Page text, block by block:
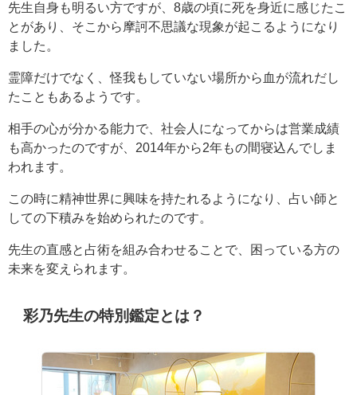
先生自身も明るい方ですが、8歳の頃に死を身近に感じたこ
とがあり、そこから摩訶不思議な現象が起こるようになり
ました。
霊障だけでなく、怪我もしていない場所から血が流れだし
たこともあるようです。
相手の心が分かる能力で、社会人になってからは営業成績
も高かったのですが、2014年から2年もの間寝込んでしま
われます。
この時に精神世界に興味を持たれるようになり、占い師と
しての下積みを始められたのです。
先生の直感と占術を組み合わせることで、困っている方の
未来を変えられます。
彩乃先生の特別鑑定とは？